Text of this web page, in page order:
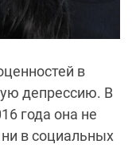
в
депрессию. В
года она не
в социальных